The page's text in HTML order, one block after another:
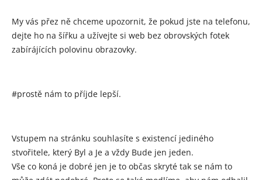
nebudeš mít čas.
PIRKEJ AVOT(2,5.)
My vás přez ně chceme upozornit, že pokud jste na telefonu,
dejte ho na šířku a užívejte si web bez obrovských fotek
zabírájících polovinu obrazovky.
#prostě nám to příjde lepší.
Vstupem na stránku souhlasíte s existencí jediného
stvořitele, který Byl a Je a vždy Bude jen jeden.
Vše co koná je dobré jen je to občas skryté tak se nám to